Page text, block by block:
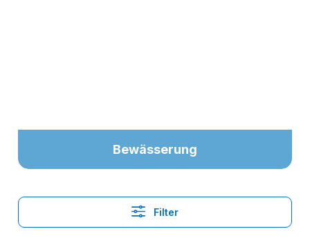
Bewässerung
Filter